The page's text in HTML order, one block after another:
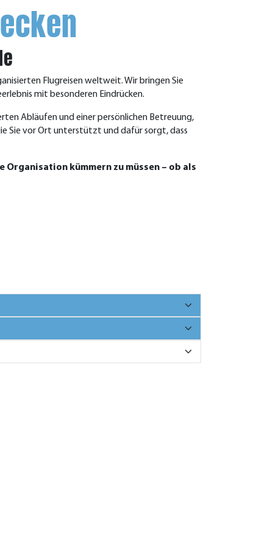
Flugreisen weltweit. Wir bringen Sie
mit besonderen Eindrücken.
Abläufen und einer persönlichen Betreuung,
Sie vor Ort unterstützt und dafür sorgt, dass
kümmern zu müssen – ob als